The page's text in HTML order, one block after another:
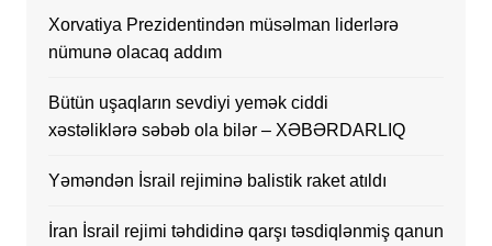
Xorvatiya Prezidentindən müsəlman liderlərə
nümunə olacaq addım
Bütün uşaqların sevdiyi yemək ciddi
xəstəliklərə səbəb ola bilər – XƏBƏRDARLIQ
Yəməndən İsrail rejiminə balistik raket atıldı
İran İsrail rejimi təhdidinə qarşı təsdiqlənmiş qanun